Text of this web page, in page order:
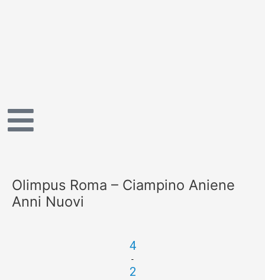
Olimpus Roma – Ciampino Aniene
Anni Nuovi
4
-
2